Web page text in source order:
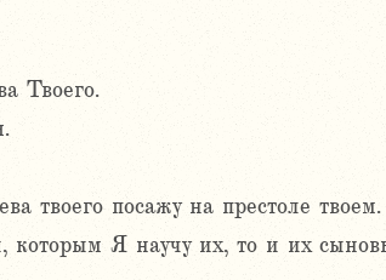
Твоего.
твоего посажу на престоле твоем.
которым Я научу их, то и их